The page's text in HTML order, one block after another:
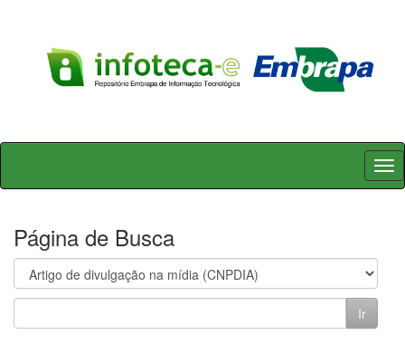
Skip
Página de Busca